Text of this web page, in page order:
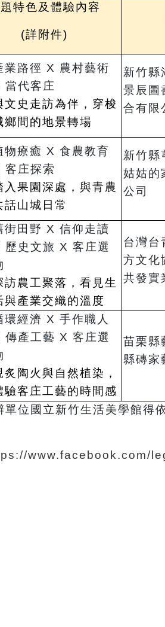
特色及體驗內容
(詳附件)
業路徑 X 農村藝術
當代客庄
文史走訪為伴，穿梭
鄉間的地景轉場
新竹縣
景辰圖
合有限
物療癒 X 食農教育
客庄探索
入果園深處，與青農
話山城日常
新竹縣
姑姑的
公司
街田野 X 信仰走讀
歷史文旅 X 客庄選
訪農工聚落，看見生
與產業交織的溫度
台灣台
方文化
共發實
環經濟 X 手作職人
傳產工藝 X 客庄選
炙陶火與自然植染，
驗客庄工藝的時間感
苗栗縣
縣磚家
位國立新竹生活美學館得
www.facebook.com/